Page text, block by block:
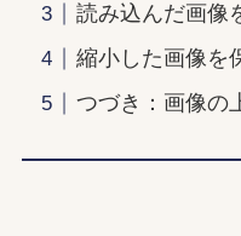
読み込んだ画像
縮小した画像を
つづき：画像の